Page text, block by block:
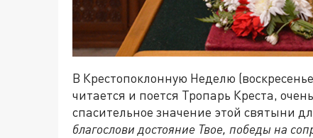
В Крестопоклонную Неделю
читается и поется Тропарь Креста,
спасительное значение этой святыни
благослови достояние Твое, победы на